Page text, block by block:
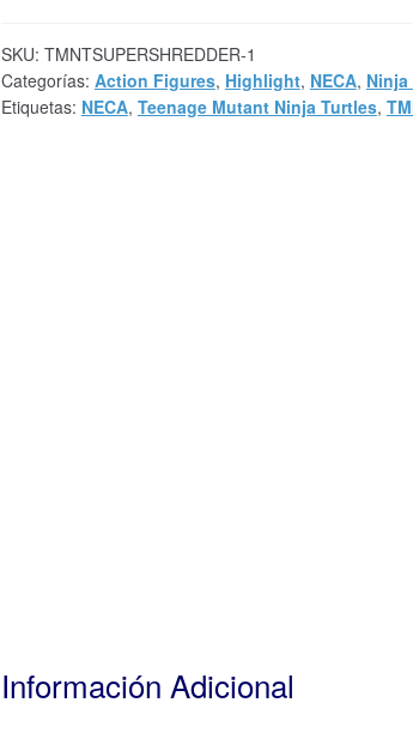
SKU: TMNTSUPERSHREDDER-1
Categorías: Action Figures, Highlight, NECA,
Etiquetas: NECA, Teenage Mutant Ninja Turtles,
Información Adicional